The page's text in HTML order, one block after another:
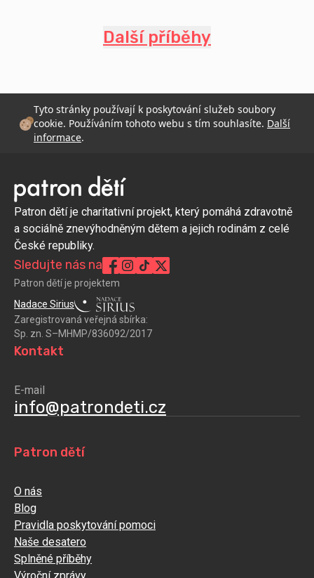
Další příběhy
Tyto stránky používají k poskytování služeb soubory
cookie. Používáním tohoto webu s tím souhlasíte. Další
informace.
Patron dětí je charitativní projekt, který pomáhá zdravotně
a sociálně znevýhodněným dětem a jejich rodinám z celé
České republiky.
Sledujte nás na
Patron dětí je projektem
Nadace Sirius
Zaregistrovaná veřejná sbírka:
Sp. zn. S–MHMP/836092/2017
Patron dětí
O nás
Blog
Pravidla poskytování pomoci
Naše desatero
Splněné příběhy
Výroční zprávy
Kontakt
E-mail
info@patrondeti.cz